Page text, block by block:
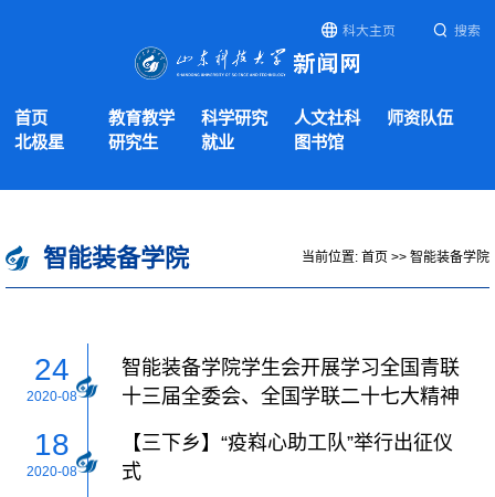
科大主页 搜索
首页 教育教学 科学研究 人文社科
师资队伍
北极星
研究生 就业 图书馆
智能装备学院 当前位置: 首页 >> 智能装备学院
24
2020-08
智能装备学院学生会开展学习全国青联
十三届全委会、全国学联二十七大精神
18
2020-08
【三下乡】“疫嵙心助工队”举行出征仪
式